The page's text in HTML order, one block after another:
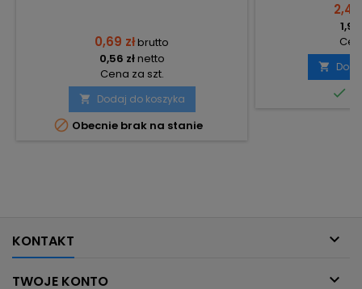
0,69 złbrutto
0,56 złnetto
Cena za szt.
 Dodaj do koszyka
 Obecnie brak na stanie
2,44
1,98


KONTAKT 
TWOJE KONTO 